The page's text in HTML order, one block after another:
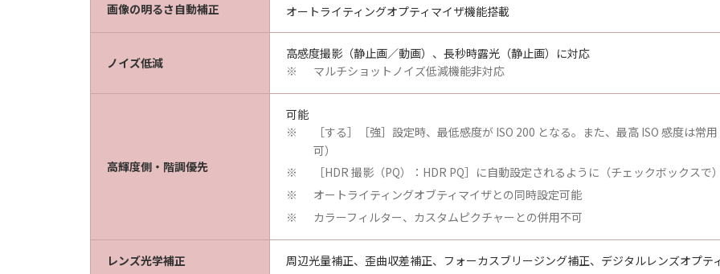
画像の明るさ自動補正 オートライティングオプティマイザ機能搭載
ノイズ低減
高感度撮影（静止画／動画）、長秒時露光（静止画）に対応
※ マルチショットノイズ低減機能非対応
高輝度側・階調優先
可能
※
［する］［強］設定時、最低感度が ISO 200 となる。また、最高 ISO 感度は常
可）
※ ［HDR 撮影（PQ）：HDR PQ］に自動設定されるように（チェックボックスで
※ オートライティングオブティマイザとの同時設定可能
※ カラーフィルター、カスタムピクチャーとの併用不可
レンズ光学補正 周辺光量補正、歪曲収差補正、フォーカスブリージング補正、デジタルレンズオプテ